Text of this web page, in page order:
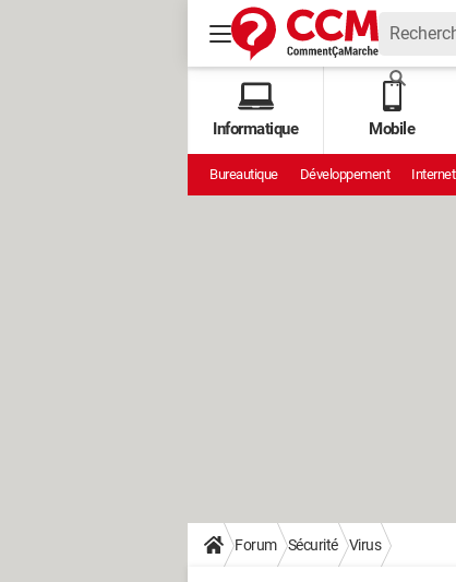
Informatique Mobile
Bureautique Développement Internet
Forum Sécurité Virus